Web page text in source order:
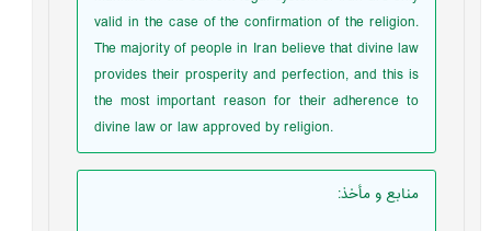
valid in the case of the confirmation of the religion.
The majority of people in Iran believe that divine law
provides their prosperity and perfection, and this is
the most important reason for their adherence to
divine law or law approved by religion.
منابع و مأخذ: